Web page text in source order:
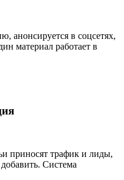
анонсируется в соцсетях,
материал работает в
приносят трафик и лиды,
Система